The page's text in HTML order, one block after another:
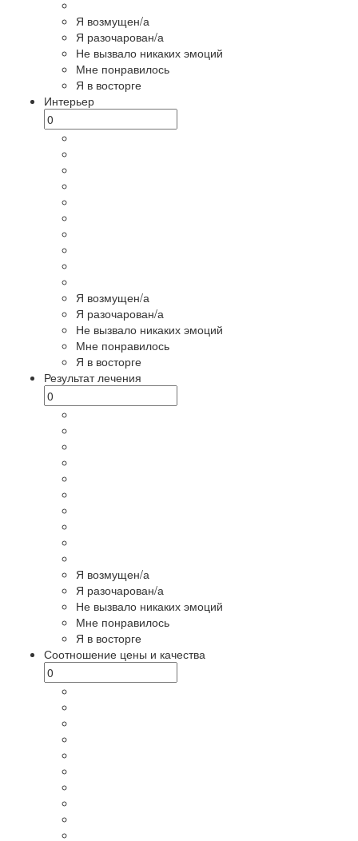
Я возмущен/а
Я разочарован/а
Не вызвало никаких эмоций
Мне понравилось
Я в восторге
Интерьер
Я возмущен/а
Я разочарован/а
Не вызвало никаких эмоций
Мне понравилось
Я в восторге
Результат лечения
Я возмущен/а
Я разочарован/а
Не вызвало никаких эмоций
Мне понравилось
Я в восторге
Соотношение цены и качества